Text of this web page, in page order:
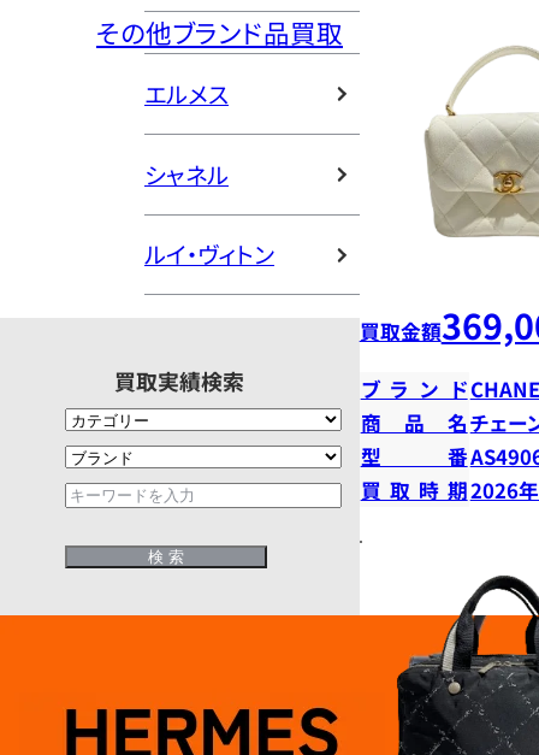
その他ブランド品買取
エルメス
シャネル
ルイ・ヴィトン
買取実績検索
買取金額
ブランド
商品名チェー
型番
買取時期2026